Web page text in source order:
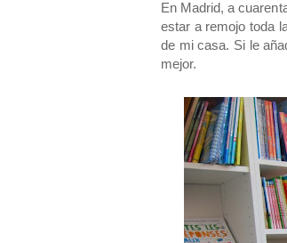
En Madrid, a
estar a remojo toda
de mi casa. Si le
mejor.